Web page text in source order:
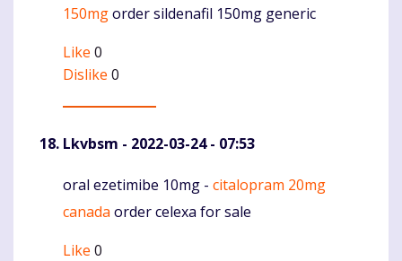
150mgorder sildenafil 150mg generic
Like 0
Dislike 0
Lkvbsm - 2022-03-24 - 07:53
Komentaras
oral ezetimibe 10mg - citalopram 20mg
canada order celexa for sale
Like 0